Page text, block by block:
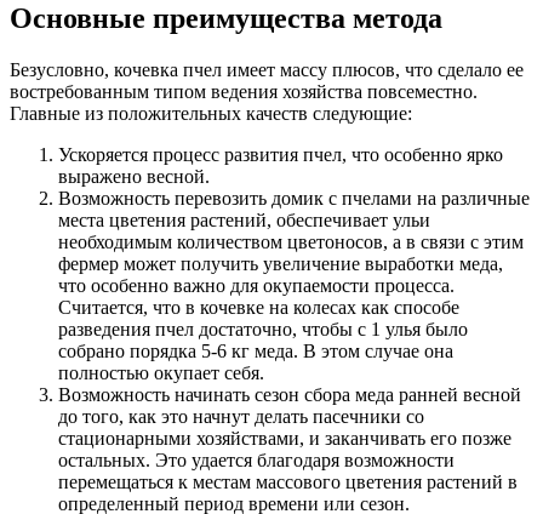
Основные преимущества метода
Безусловно, кочевка пчел имеет массу плюсов, что сделало ее
востребованным типом ведения хозяйства повсеместно.
Главные из положительных качеств следующие:
Ускоряется процесс развития пчел, что особенно ярко
выражено весной.
Возможность перевозить домик с пчелами на различные
места цветения растений, обеспечивает ульи
необходимым количеством цветоносов, а в связи с этим
фермер может получить увеличение выработки меда,
что особенно важно для окупаемости процесса.
Считается, что в кочевке на колесах как способе
разведения пчел достаточно, чтобы с 1 улья было
собрано порядка 5-6 кг меда. В этом случае она
полностью окупает себя.
Возможность начинать сезон сбора меда ранней весной
до того, как это начнут делать пасечники со
стационарными хозяйствами, и заканчивать его позже
остальных. Это удается благодаря возможности
перемещаться к местам массового цветения растений в
определенный период времени или сезон.